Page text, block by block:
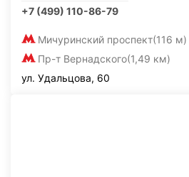
+7 (499) 110-86-79
Мичуринский проспект(116 м)
Пр-т Вернадского(1,49 км)
ул. Удальцова, 60